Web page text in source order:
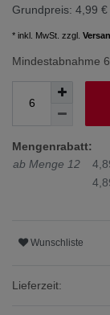
Grundpreis: 4,99
* inkl. MwSt. zzgl.
Mindestabnahme
Mengenrabatt:
ab Menge 12
Wunschliste
Lieferzeit: